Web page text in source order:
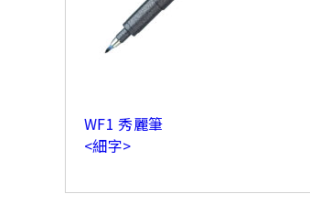
WF1 秀麗筆
<細字>